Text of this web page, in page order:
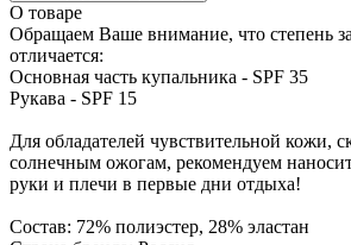
О товаре
Обращаем Ваше внимание, что степень
отличается:
Основная часть купальника - SPF 35
Рукава - SPF 15
Для обладателей чувствительной кожи,
солнечным ожогам, рекомендуем
руки и плечи в первые дни отдыха!
Состав: 72% полиэстер, 28% эластан